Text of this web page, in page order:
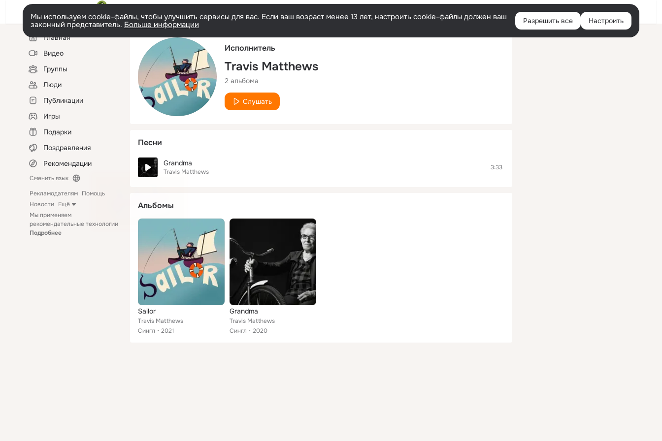
Русский Войти
Мы используем cookie-файлы, чтобы улучшить сервисы для вас. Если ваш возраст менее 13 лет, настроить cookie-файлы должен ваш
законный представитель. Больше информации Разрешить все Настроить
Левая
колонкаГлавная
Видео
Группы
Люди
Публикации
Игры
Подарки
Поздравления
Рекомендации
Сменить язык
Рекламодателям Помощь
Новости Ещё
Мы применяем
рекомендательные технологии
Подробнее
Исполнитель
Travis Matthews
2 альбома
Слушать
Песни
Grandma
Travis Matthews
3:33
Альбомы
Sailor
Travis Matthews
Сингл
2021
Grandma
Travis Matthews
Сингл
2020